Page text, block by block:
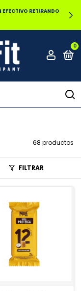
EFECTIVO RETIRANDO
0
68 productos
FILTRAR